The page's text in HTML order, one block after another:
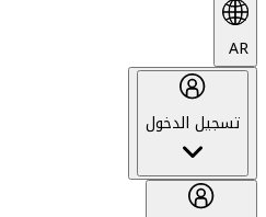
AR
تسجيل الدخول